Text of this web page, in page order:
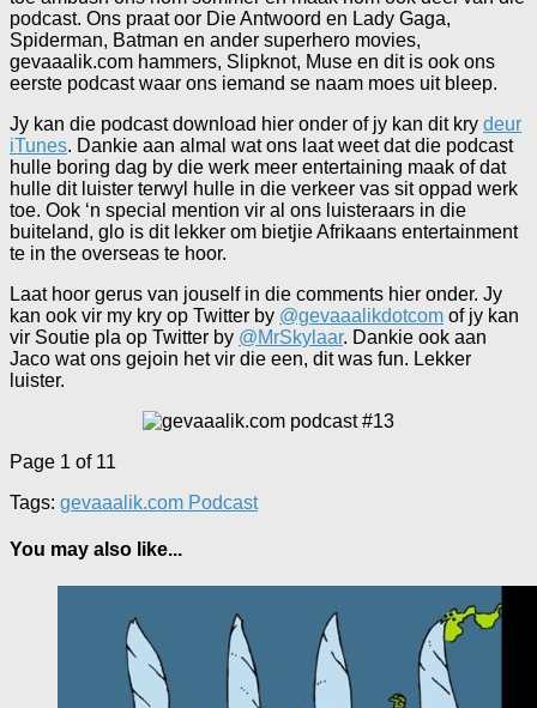
podcast. Ons praat oor Die Antwoord en Lady Gaga,
Spiderman, Batman en ander superhero movies,
gevaaalik.com hammers, Slipknot, Muse en dit is ook ons
eerste podcast waar ons iemand se naam moes uit bleep.
Jy kan die podcast download hier onder of jy kan dit kry deur
iTunes. Dankie aan almal wat ons laat weet dat die podcast
hulle boring dag by die werk meer entertaining maak of dat
hulle dit luister terwyl hulle in die verkeer vas sit oppad werk
toe. Ook ‘n special mention vir al ons luisteraars in die
buiteland, glo is dit lekker om bietjie Afrikaans entertainment
te in the overseas te hoor.
Laat hoor gerus van jouself in die comments hier onder. Jy
kan ook vir my kry op Twitter by @gevaaalikdotcom of jy kan
vir Soutie pla op Twitter by @MrSkylaar. Dankie ook aan
Jaco wat ons gejoin het vir die een, dit was fun. Lekker
luister.
Page 1 of 11
Tags: gevaaalik.com Podcast
You may also like...